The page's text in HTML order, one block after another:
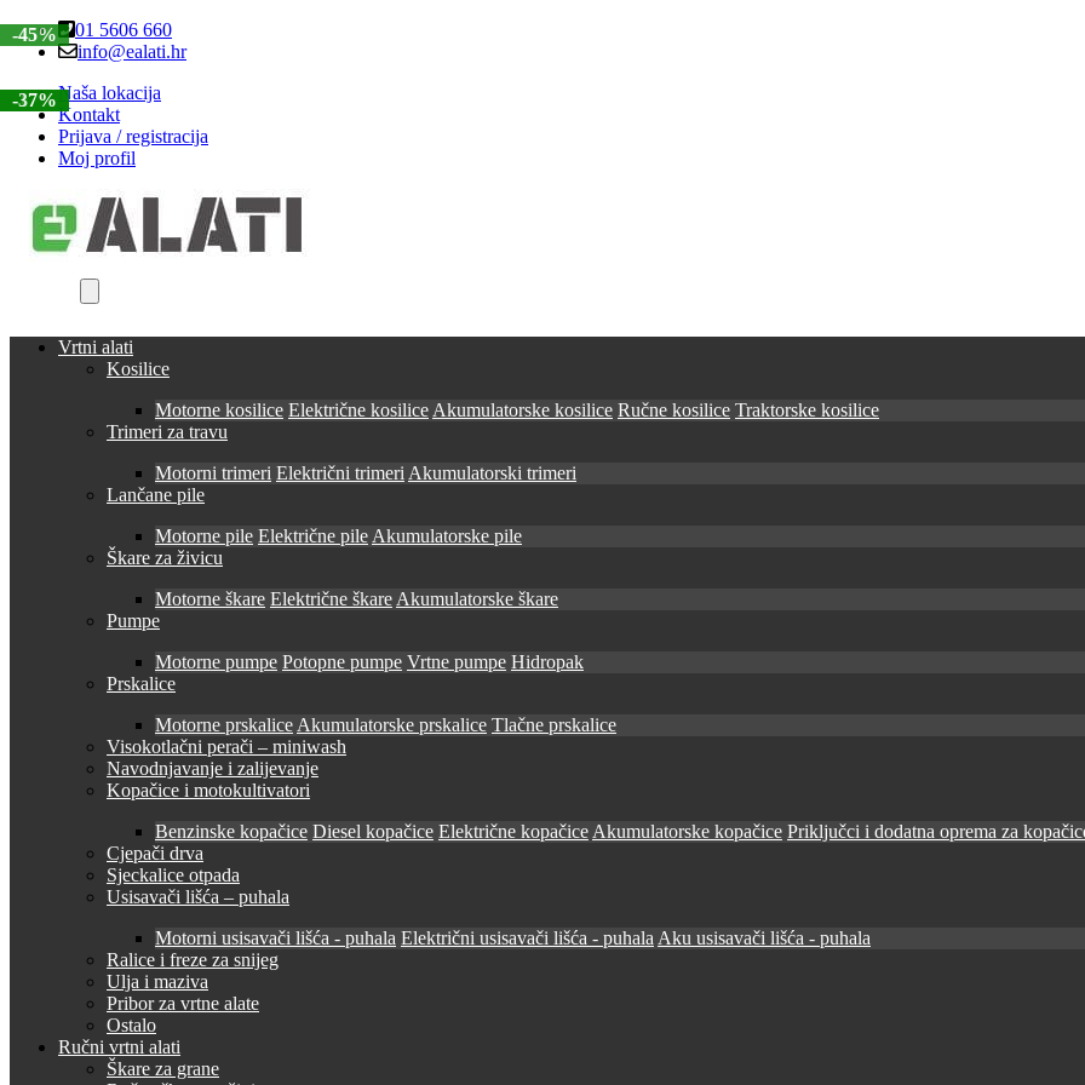
Skip
to
Skip
to
01 5606 660
info@ealati.hr
Naša lokacija
Kontakt
Prijava / registracija
Moj profil
Vrtni alati
Kosilice
Motorne kosilice Električne kosilice Akumulatorske kosilice Ručne kosilice Traktorske kosilice
Trimeri za travu
Motorni trimeri Električni trimeri Akumulatorski trimeri
Lančane pile
Motorne pile Električne pile Akumulatorske pile
Škare za živicu
Motorne škare Električne škare Akumulatorske škare
Pumpe
Motorne pumpe Potopne pumpe Vrtne pumpe Hidropak
Prskalice
Motorne prskalice Akumulatorske prskalice Tlačne prskalice
Visokotlačni perači – miniwash
Navodnjavanje i zalijevanje
Kopačice i motokultivatori
Benzinske kopačice Diesel kopačice Električne kopačice Akumulatorske kopačice Priključci i dodatna oprema za
Cjepači drva
Sjeckalice otpada
Usisavači lišća – puhala
Motorni usisavači lišća - puhala Električni usisavači lišća - puhala Aku usisavači lišća - puhala
Ralice i freze za snijeg
Ulja i maziva
Pribor za vrtne alate
Ostalo
Ručni vrtni alati
Škare za grane
-45%
-17%
-37%